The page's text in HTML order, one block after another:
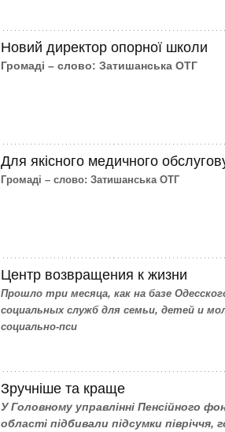
Новий директор опорної школи
Громаді – слово: Затишанська ОТГ
Для якісного медичного
Громаді – слово: Затишанська ОТГ
Центр возвращения к жизни
Прошло три месяца, как на базе
социальных служб для семьи, детей и
социально-пси
Зручніше та краще
У Головному управлінні Пенсійного
області підбивали підсумки